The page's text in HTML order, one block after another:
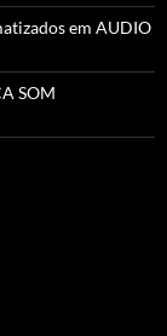
em AUDIO
SOM